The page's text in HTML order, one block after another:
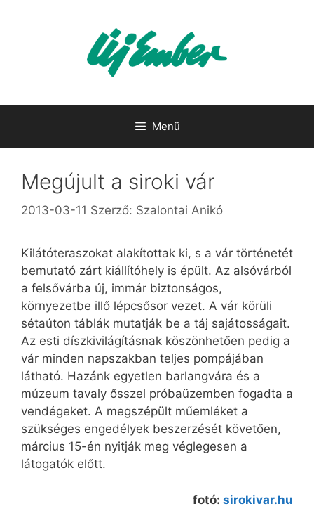
Menü
Megújult a siroki vár
2013-03-11 Szerző: Szalontai Anikó
Kilátóteraszokat alakítottak ki, s a vár történetét
bemutató zárt kiállítóhely is épült. Az alsóvárból
a felsővárba új, immár biztonságos,
környezetbe illő lépcsősor vezet. A vár körüli
sétaúton táblák mutatják be a táj sajátosságait.
Az esti díszkivilágításnak köszönhetően pedig a
vár minden napszakban teljes pompájában
látható. Hazánk egyetlen barlangvára és a
múzeum tavaly ősszel próbaüzemben fogadta a
vendégeket. A megszépült műemléket a
szükséges engedélyek beszerzését követően,
március 15-én nyitják meg véglegesen a
látogatók előtt.
fotó: sirokivar.hu